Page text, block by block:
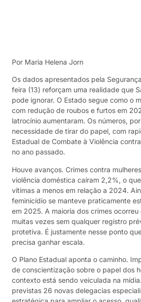
Por Maria Helena Jorn
Os dados apresentados pela
feira (13) reforçam uma realidade que
pode ignorar. O Estado segue como o
com redução de roubos e furtos em
latrocínio aumentaram. Os números,
necessidade de tirar do papel, com
Estadual de Combate à Violência
no ano passado.
Houve avanços. Crimes contra
violência doméstica caíram 2,2%, o
vítimas a menos em relação a 2024.
feminicídio se manteve praticamente
em 2025. A maioria dos crimes
muitas vezes sem qualquer registro
protetiva. É justamente nesse ponto
precisa ganhar escala.
O Plano Estadual aponta o caminho.
de conscientização sobre o papel dos
contexto está sendo veiculada na
previstas 26 novas delegacias